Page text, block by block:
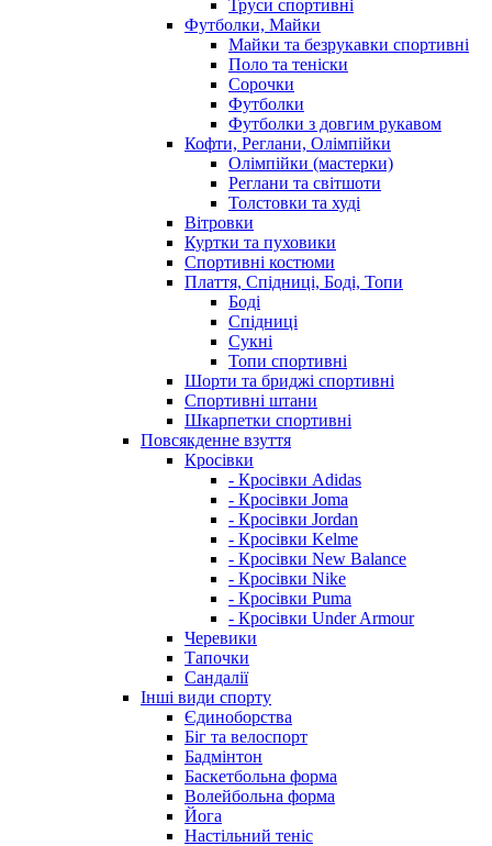
Труси спортивні
Футболки, Майки
Майки та безрукавки спортивні
Поло та теніски
Сорочки
Футболки
Футболки з довгим рукавом
Кофти, Реглани, Олімпійки
Олімпійки (мастерки)
Реглани та світшоти
Толстовки та худі
Вітровки
Куртки та пуховики
Спортивні костюми
Плаття, Спідниці, Боді, Топи
Боді
Спідниці
Сукні
Топи спортивні
Шорти та бриджі спортивні
Спортивні штани
Шкарпетки спортивні
Повсякденне взуття
Кросівки
- Кросівки Adidas
- Кросівки Joma
- Кросівки Jordan
- Кросівки Kelme
- Кросівки New Balance
- Кросівки Nike
- Кросівки Puma
- Кросівки Under Armour
Черевики
Тапочки
Сандалії
Інші види спорту
Єдиноборства
Біг та велоспорт
Бадмінтон
Баскетбольна форма
Волейбольна форма
Йога
Настільний теніс